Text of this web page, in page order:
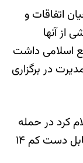
اتفاقات و
از آنها
اسلامی داشت
در برگزاری
کرد در حمله
افراد مسلح به عزاداران شیعه در غرب کابل دست کم ۱۴